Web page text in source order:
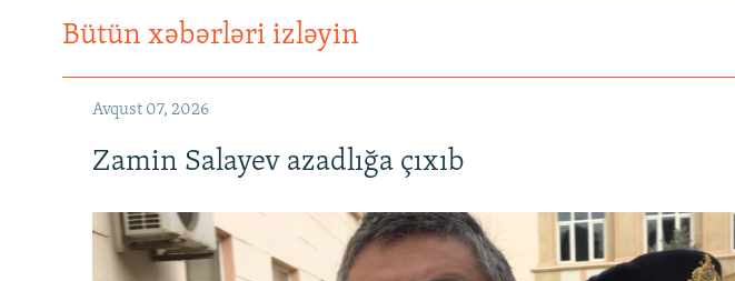
Bütün xəbərləri izləyin
Avqust 07, 2026
Zamin Salayev azadlığa çıxıb